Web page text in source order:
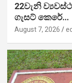
22වැනි
ගැසට් කෙරේ…
August 7, 2026